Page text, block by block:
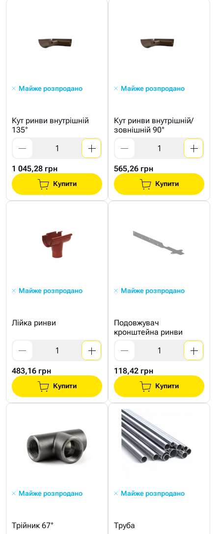
Майже розпродано
Кут ринви внутрішній
135°
1 045,28 грн
Купити
Майже розпродано
Кут ринви внутрішній/
зовнішній 90°
565,26 грн
Купити
Майже розпродано
Лійка ринви
483,16 грн
Купити
Майже розпродано
Подовжувач
кронштейна ринви
118,42 грн
Купити
Майже розпродано
Трійник 67°
Майже розпродано
Труба